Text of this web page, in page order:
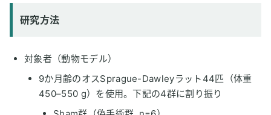
研究方法
対象者（動物モデル）
9か月齢のオスSprague-Dawleyラット44匹（体重
450–550 g）を使用。下記の4群に割り振り